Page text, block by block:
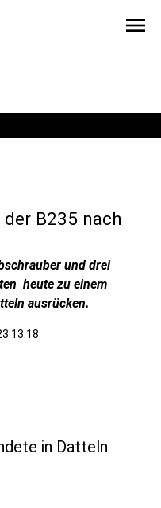
menu
B235 nach
und drei
heute zu einem
ausrücken.
13:18
in Datteln